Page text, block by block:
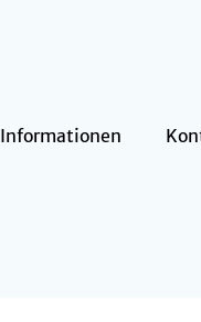
Informationen